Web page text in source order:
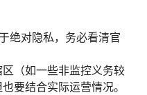
绝对隐私，务必看清官
（如一些非监控义务较
要结合实际运营情况。